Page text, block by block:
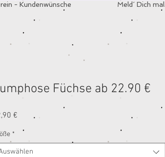
- Kundenwünsche Meld´ Dich mal
Füchse ab 22.90 €
€ Preis
*